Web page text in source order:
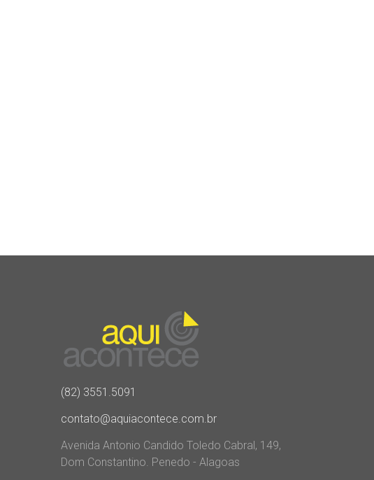
(82) 3551.5091
contato@aquiacontece.com.br
Avenida Antonio Candido Toledo Cabral, 149,
Dom Constantino. Penedo - Alagoas